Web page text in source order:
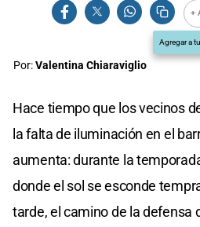
+
Agregar a
Por:Valentina Chiaraviglio
Hace tiempo que los vecinos
la falta de iluminación en el
aumenta: durante la
donde el sol se esconde
tarde, el camino de la defensa